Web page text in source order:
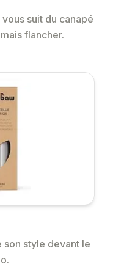
suit du canapé
flancher.
son style devant le